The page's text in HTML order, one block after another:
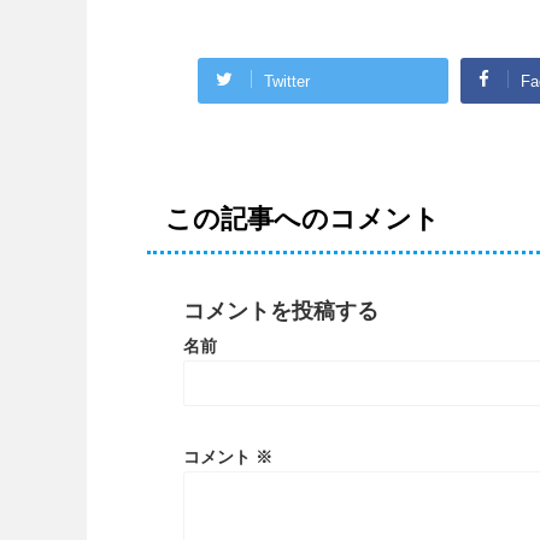
Twitter
この記事へのコメント
コメントを投稿する
名前
コメント ※